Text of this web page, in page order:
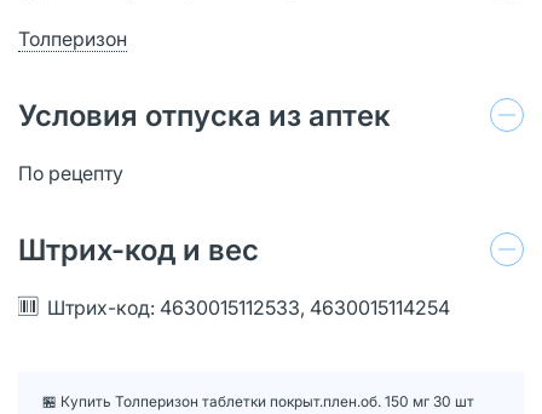
Толперизон
Условия отпуска из аптек
По рецепту
Штрих-код и вес
Штрих-код: 4630015112533, 4630015114254
🏪 Купить Толперизон таблетки покрыт.плен.об. 150 мг 30 шт